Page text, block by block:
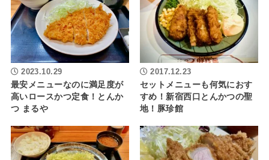
2023.10.29
最安メニューなのに満足度が
高いロースかつ定食！とんか
つ まるや
2017.12.23
セットメニューも何気におす
すめ！新宿西口とんかつの聖
地！豚珍館